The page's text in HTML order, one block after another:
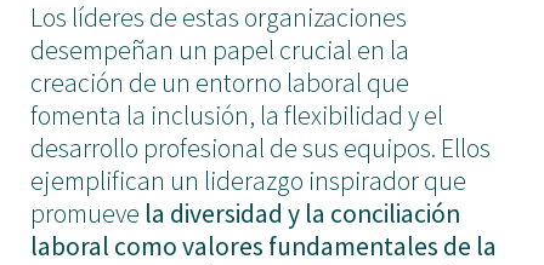
Los líderes de estas organizaciones
desempeñan un papel crucial en la
creación de un entorno laboral que
fomenta la inclusión, la flexibilidad y el
desarrollo profesional de sus equipos. Ellos
ejemplifican un liderazgo inspirador que
promueve la diversidad y la conciliación
laboral como valores fundamentales de la